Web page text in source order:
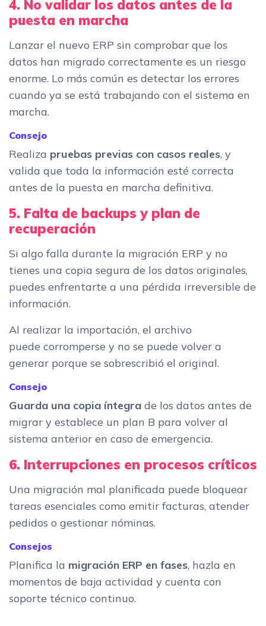
4. No validar los datos antes de la
puesta en marcha
Lanzar el nuevo ERP sin comprobar que los
datos han migrado correctamente es un riesgo
enorme. Lo más común es detectar los errores
cuando ya se está trabajando con el sistema en
marcha.
Consejo
Realiza pruebas previas con casos reales, y
valida que toda la información esté correcta
antes de la puesta en marcha definitiva.
5. Falta de backups y plan de
recuperación
Si algo falla durante la migración ERP y no
tienes una copia segura de los datos originales,
puedes enfrentarte a una pérdida irreversible de
información.
Al realizar la importación, el archivo
puede corromperse y no se puede volver a
generar porque se sobrescribió el original.
Consejo
Guarda una copia íntegra de los datos antes de
migrar y establece un plan B para volver al
sistema anterior en caso de emergencia.
6. Interrupciones en procesos críticos
Una migración mal planificada puede bloquear
tareas esenciales como emitir facturas, atender
pedidos o gestionar nóminas.
Consejos
Planifica la migración ERP en fases, hazla en
momentos de baja actividad y cuenta con
soporte técnico continuo.